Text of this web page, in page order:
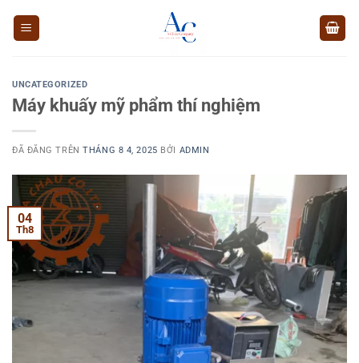
UNCATEGORIZED
Máy khuấy mỹ phẩm thí nghiệm
ĐÃ ĐĂNG TRÊNTHÁNG 8 4, 2025 BỞI ADMIN
04
Th8